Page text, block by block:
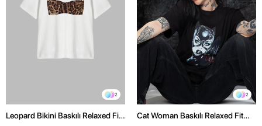
2
Leopard Bikini Baskılı Relaxed Fit
2
Cat Woman Baskılı Relaxed Fit